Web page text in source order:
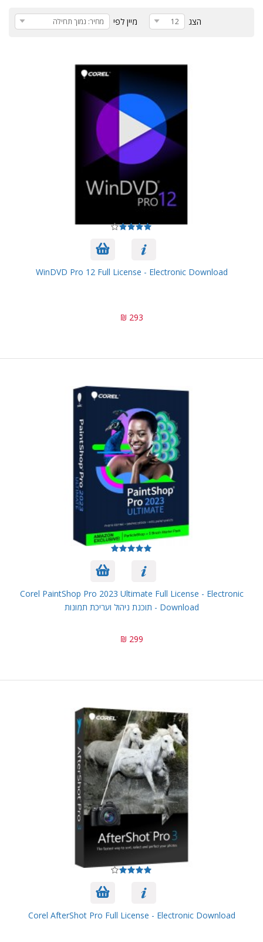
מיין לפי מחיר: נמוך תחילה הצג 12
WinDVD Pro 12 Full License - Electronic Download
293 ₪
Corel PaintShop Pro 2023 Ultimate Full License - Electronic
Download - תוכנת ניהול ועריכת תמונות
299 ₪
Corel AfterShot Pro Full License - Electronic Download